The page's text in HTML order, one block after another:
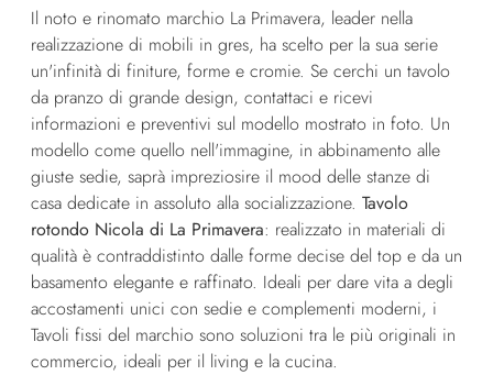
Il noto e rinomato marchio La Primavera, leader nella
realizzazione di mobili in gres, ha scelto per la sua serie
un'infinità di finiture, forme e cromie. Se cerchi un tavolo
da pranzo di grande design, contattaci e ricevi
informazioni e preventivi sul modello mostrato in foto. Un
modello come quello nell'immagine, in abbinamento alle
giuste sedie, saprà impreziosire il mood delle stanze di
casa dedicate in assoluto alla socializzazione. Tavolo
rotondo Nicola di La Primavera: realizzato in materiali di
qualità è contraddistinto dalle forme decise del top e da un
basamento elegante e raffinato. Ideali per dare vita a degli
accostamenti unici con sedie e complementi moderni, i
Tavoli fissi del marchio sono soluzioni tra le più originali in
commercio, ideali per il living e la cucina.